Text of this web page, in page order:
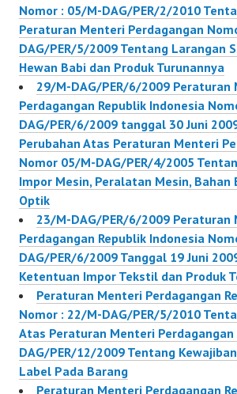
Nomor : 05/M-DAG/PER/2/2010
Peraturan Menteri Perdagangan
DAG/PER/5/2009 Tentang Larangan
Hewan Babi dan Produk Turunannya
29/M-DAG/PER/6/2009 Peraturan
Perdagangan Republik Indonesia
DAG/PER/6/2009 tanggal 30 Juni
Perubahan Atas Peraturan Menteri
Nomor 05/M-DAG/PER/4/2005
Impor Mesin, Peralatan Mesin, Bahan
Optik
23/M-DAG/PER/6/2009 Peraturan
Perdagangan Republik Indonesia
DAG/PER/6/2009 Tanggal 19 Juni
Ketentuan Impor Tekstil dan Produk
Peraturan Menteri Perdagangan
Nomor : 22/M-DAG/PER/5/2010
Atas Peraturan Menteri
DAG/PER/12/2009 Tentang
Label Pada Barang
Peraturan Menteri Perdagangan